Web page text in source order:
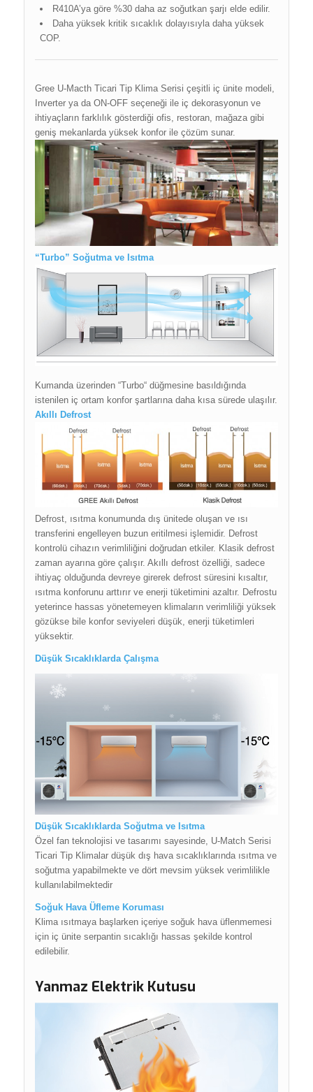
R410A’ya göre %30 daha az soğutkan şarjı elde edilir.
Daha yüksek kritik sıcaklık dolayısıyla daha yüksek
COP.
Gree U-Macth Ticari Tip Klima Serisi çeşitli iç ünite modeli,
Inverter ya da ON-OFF seçeneği ile iç dekorasyonun ve
ihtiyaçların farklılık gösterdiği ofis, restoran, mağaza gibi
geniş mekanlarda yüksek konfor ile çözüm sunar.
“Turbo” Soğutma ve Isıtma
Kumanda üzerinden “Turbo“ düğmesine basıldığında
istenilen iç ortam konfor şartlarına daha kısa sürede ulaşılır.
Akıllı Defrost
Defrost, ısıtma konumunda dış ünitede oluşan ve ısı
transferini engelleyen buzun eritilmesi işlemidir. Defrost
kontrolü cihazın verimliliğini doğrudan etkiler. Klasik defrost
zaman ayarına göre çalışır. Akıllı defrost özelliği, sadece
ihtiyaç olduğunda devreye girerek defrost süresini kısaltır,
ısıtma konforunu arttırır ve enerji tüketimini azaltır. Defrostu
yeterince hassas yönetemeyen klimaların verimliliği yüksek
gözükse bile konfor seviyeleri düşük, enerji tüketimleri
yüksektir.
Düşük Sıcaklıklarda Çalışma
Düşük Sıcaklıklarda Soğutma ve Isıtma
Özel fan teknolojisi ve tasarımı sayesinde, U-Match Serisi
Ticari Tip Klimalar düşük dış hava sıcaklıklarında ısıtma ve
soğutma yapabilmekte ve dört mevsim yüksek verimlilikle
kullanılabilmektedir
Soğuk Hava Üfleme Koruması
Klima ısıtmaya başlarken içeriye soğuk hava üflenmemesi
için iç ünite serpantin sıcaklığı hassas şekilde kontrol
edilebilir.
Yanmaz Elektrik Kutusu